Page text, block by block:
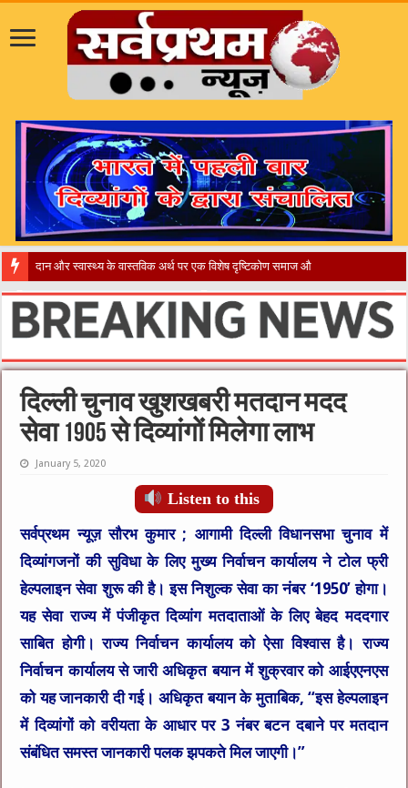
​”का
दिल्ली चुनाव खुशखबरी मतदान मदद
सेवा 1905 से दिव्यांगों मिलेगा लाभ
January 5, 2020
Listen to this
सर्वप्रथम न्यूज़ सौरभ कुमार ; आगामी दिल्ली विधानसभा चुनाव में
दिव्यांगजनों की सुविधा के लिए मुख्य निर्वाचन कार्यालय ने टोल फ्री
हेल्पलाइन सेवा शुरू की है। इस निशुल्क सेवा का नंबर ‘1950’ होगा।
यह सेवा राज्य में पंजीकृत दिव्यांग मतदाताओं के लिए बेहद मददगार
साबित होगी। राज्य निर्वाचन कार्यालय को ऐसा विश्वास है। राज्य
निर्वाचन कार्यालय से जारी अधिकृत बयान में शुक्रवार को आईएएनएस
को यह जानकारी दी गई। अधिकृत बयान के मुताबिक, “इस हेल्पलाइन
में दिव्यांगों को वरीयता के आधार पर 3 नंबर बटन दबाने पर मतदान
संबंधित समस्त जानकारी पलक झपकते मिल जाएगी।”